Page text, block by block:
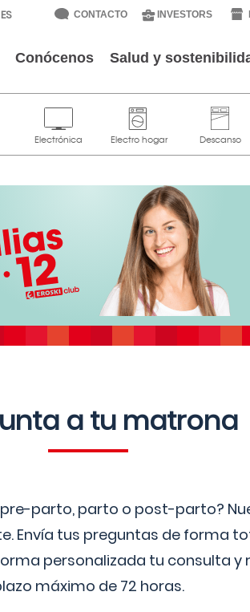
CONTACTO INVESTORS
Conócenos Salud y
a tu matrona
parto, parto o post-parto?
Envía tus preguntas de forma
personalizada tu consulta y
máximo de 72 horas.